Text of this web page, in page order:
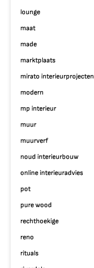
lounge
maat
made
marktplaats
mirato interieurprojecten
modern
mp interieur
muur
muurverf
noud interieurbouw
online interieuradvies
pot
pure wood
rechthoekige
reno
rituals